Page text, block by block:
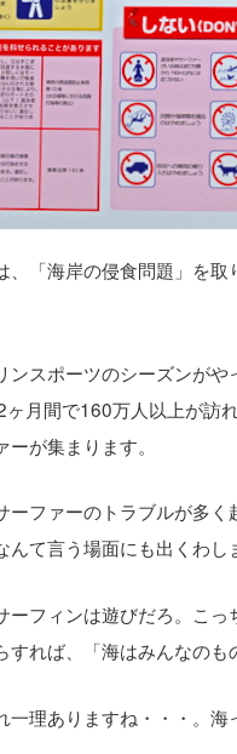
、「海岸の侵食問題」を
ンスポーツのシーズンが
月間で160万人以上が訪
が集まります。
ーファーのトラブルが多
て言う場面にも出くわし
ーフィンは遊びだろ。こ
すれば、「海はみんなの
理ありますね・・・。海